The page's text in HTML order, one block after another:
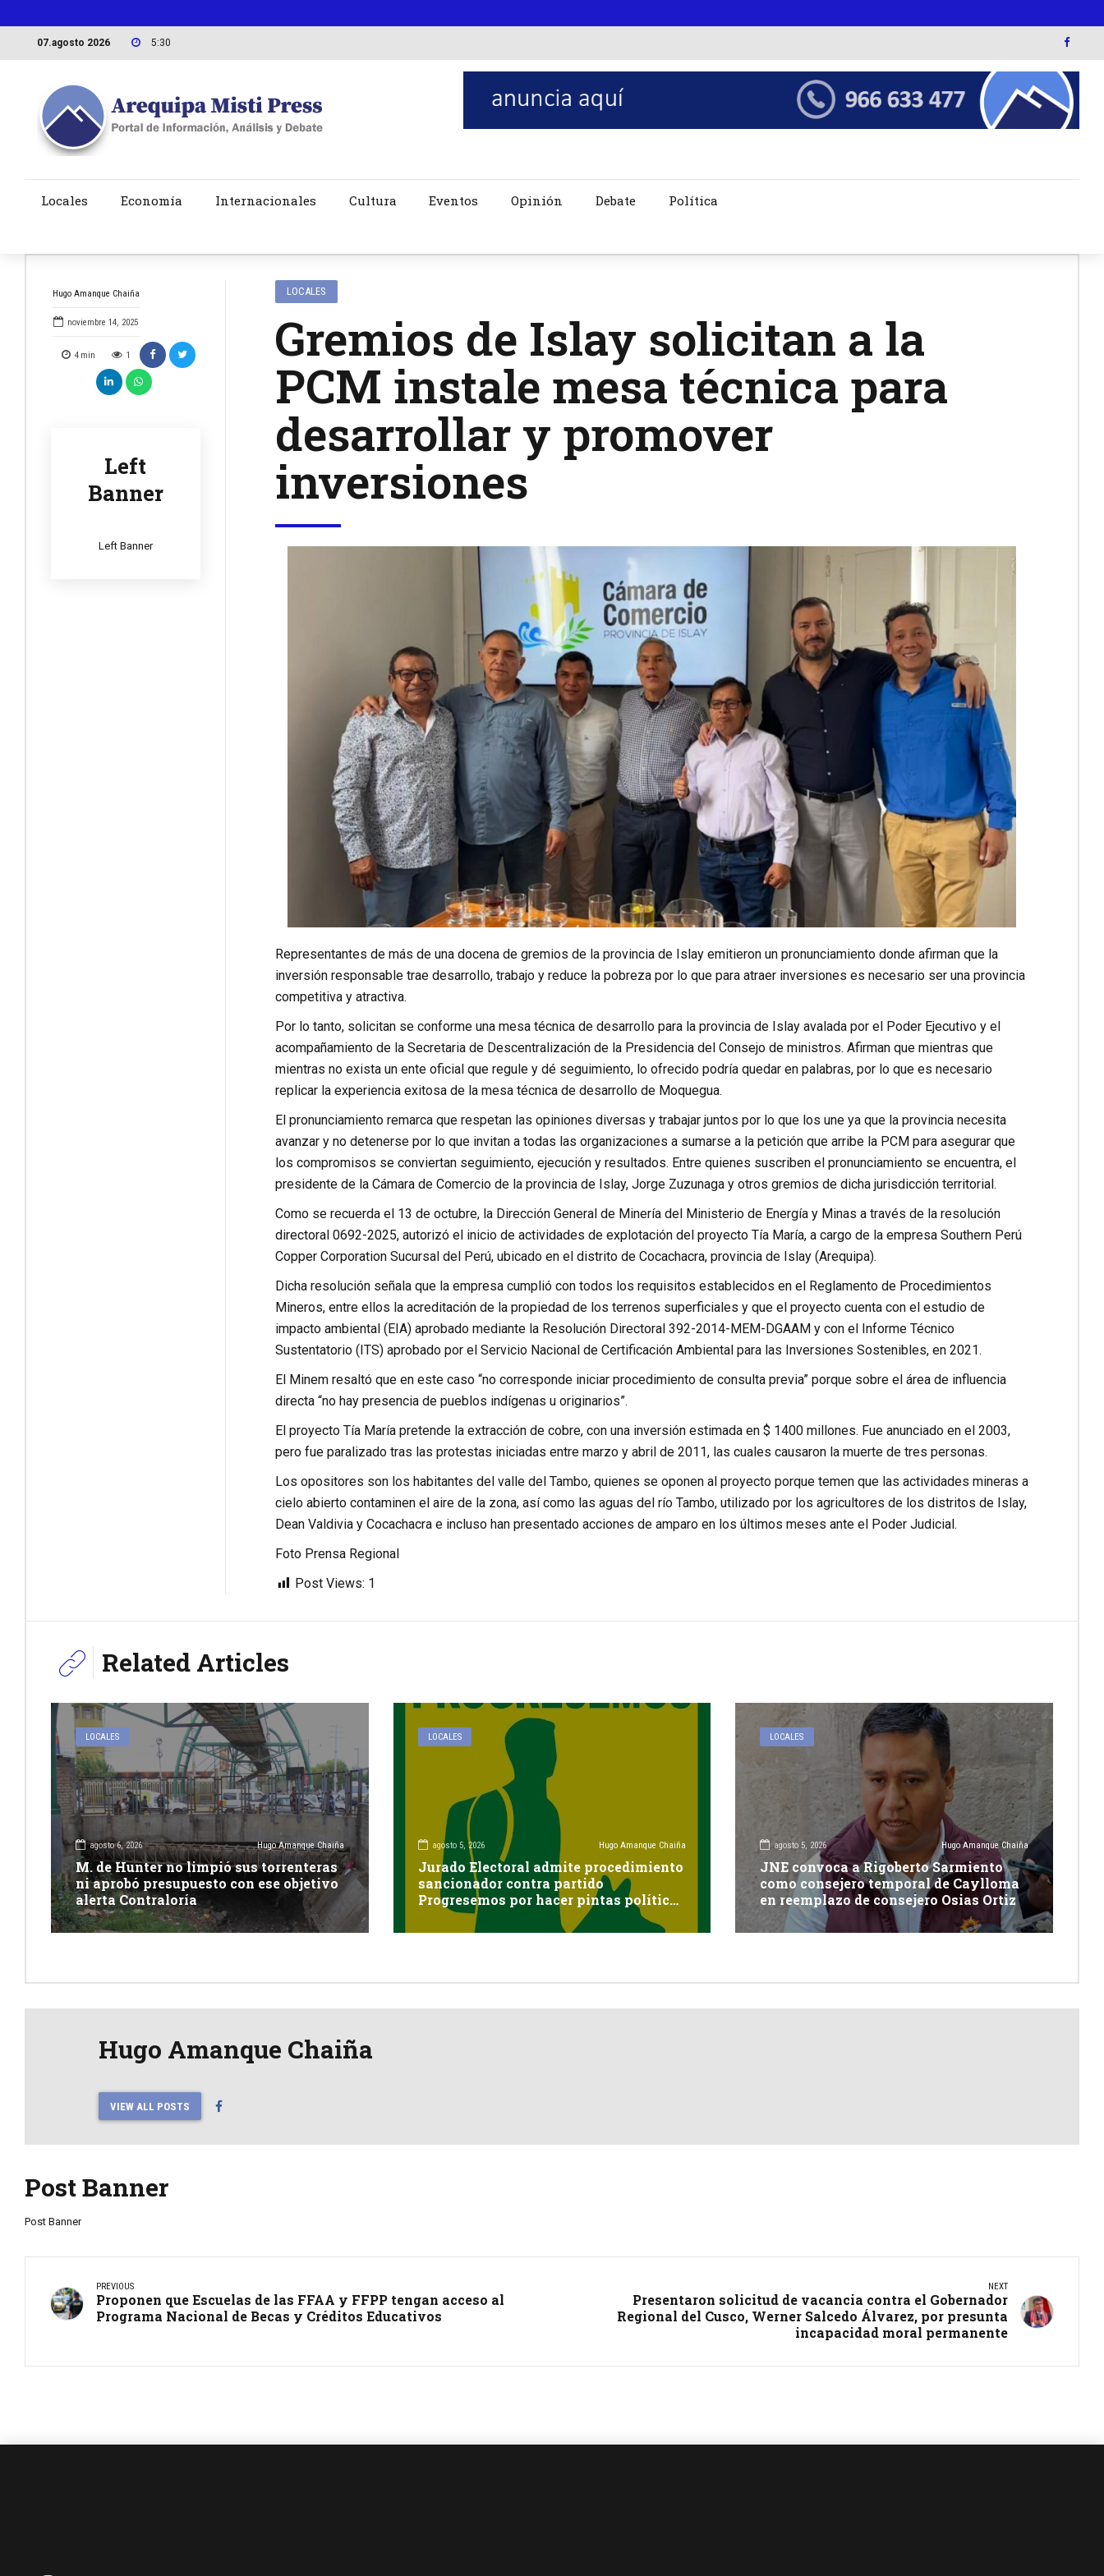
07.agosto 2026 5:30
Locales Economía Internacionales Cultura Eventos Opinión Debate Política
Hugo Amanque Chaiña
noviembre 14, 2025
4 min 1
Left
Banner
Left Banner
LOCALES
Gremios de Islay solicitan a la
PCM instale mesa técnica para
desarrollar y promover
inversiones
Representantes de más de una docena de gremios de la provincia de Islay emitieron un pronunciamiento donde afirman que la
inversión responsable trae desarrollo, trabajo y reduce la pobreza por lo que para atraer inversiones es necesario ser una provincia
competitiva y atractiva.
Por lo tanto, solicitan se conforme una mesa técnica de desarrollo para la provincia de Islay avalada por el Poder Ejecutivo y el
acompañamiento de la Secretaria de Descentralización de la Presidencia del Consejo de ministros. Afirman que mientras que
mientras no exista un ente oficial que regule y dé seguimiento, lo ofrecido podría quedar en palabras, por lo que es necesario
replicar la experiencia exitosa de la mesa técnica de desarrollo de Moquegua.
El pronunciamiento remarca que respetan las opiniones diversas y trabajar juntos por lo que los une ya que la provincia necesita
avanzar y no detenerse por lo que invitan a todas las organizaciones a sumarse a la petición que arribe la PCM para asegurar que
los compromisos se conviertan seguimiento, ejecución y resultados. Entre quienes suscriben el pronunciamiento se encuentra, el
presidente de la Cámara de Comercio de la provincia de Islay, Jorge Zuzunaga y otros gremios de dicha jurisdicción territorial.
Como se recuerda el 13 de octubre, la Dirección General de Minería del Ministerio de Energía y Minas a través de la resolución
directoral 0692-2025, autorizó el inicio de actividades de explotación del proyecto Tía María, a cargo de la empresa Southern Perú
Copper Corporation Sucursal del Perú, ubicado en el distrito de Cocachacra, provincia de Islay (Arequipa).
Dicha resolución señala que la empresa cumplió con todos los requisitos establecidos en el Reglamento de Procedimientos
Mineros, entre ellos la acreditación de la propiedad de los terrenos superficiales y que el proyecto cuenta con el estudio de
impacto ambiental (EIA) aprobado mediante la Resolución Directoral 392-2014-MEM-DGAAM y con el Informe Técnico
Sustentatorio (ITS) aprobado por el Servicio Nacional de Certificación Ambiental para las Inversiones Sostenibles, en 2021.
El Minem resaltó que en este caso “no corresponde iniciar procedimiento de consulta previa” porque sobre el área de influencia
directa “no hay presencia de pueblos indígenas u originarios”.
El proyecto Tía María pretende la extracción de cobre, con una inversión estimada en $ 1400 millones. Fue anunciado en el 2003,
pero fue paralizado tras las protestas iniciadas entre marzo y abril de 2011, las cuales causaron la muerte de tres personas.
Los opositores son los habitantes del valle del Tambo, quienes se oponen al proyecto porque temen que las actividades mineras a
cielo abierto contaminen el aire de la zona, así como las aguas del río Tambo, utilizado por los agricultores de los distritos de Islay,
Dean Valdivia y Cocachacra e incluso han presentado acciones de amparo en los últimos meses ante el Poder Judicial.
Foto Prensa Regional
Post Views: 1
Related Articles
LOCALES
agosto 6, 2026 Hugo Amanque Chaiña
M. de Hunter no limpió sus torrenteras
ni aprobó presupuesto con ese objetivo
alerta Contraloría
LOCALES
agosto 5, 2026 Hugo Amanque Chaiña
Jurado Electoral admite procedimiento
sancionador contra partido
Progresemos por hacer pintas políticas
sin autorización en Cayma
LOCALES
agosto 5, 2026 Hugo Amanque Chaiña
JNE convoca a Rigoberto Sarmiento
como consejero temporal de Caylloma
en reemplazo de consejero Osias Ortiz
Hugo Amanque Chaiña
VIEW ALL POSTS
Post Banner
Post Banner
PREVIOUS
Proponen que Escuelas de las FFAA y FFPP tengan acceso al
Programa Nacional de Becas y Créditos Educativos
NEXT
Presentaron solicitud de vacancia contra el Gobernador
Regional del Cusco, Werner Salcedo Álvarez, por presunta
incapacidad moral permanente